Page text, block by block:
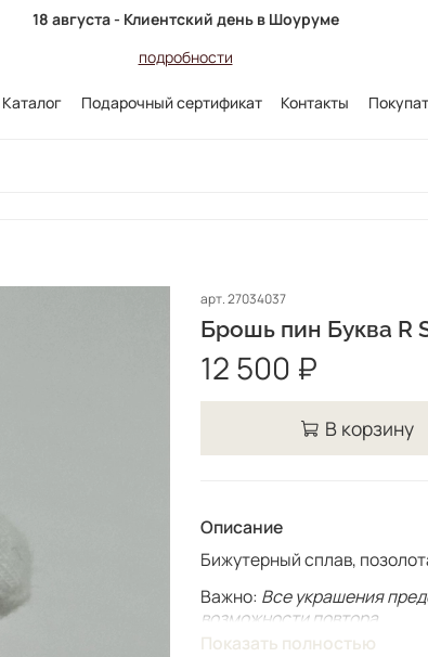
18 августа - Клиентский день в Шоуруме
подробности
Каталог Подарочный сертификат Контакты
арт.27034037
Брошь пин Буква R
12 500 ₽
В корзину
Описание
Бижутерный сплав,
Важно: Все украшения
возможности повтора.
Для вашего комфорта у нас
Показать полностью